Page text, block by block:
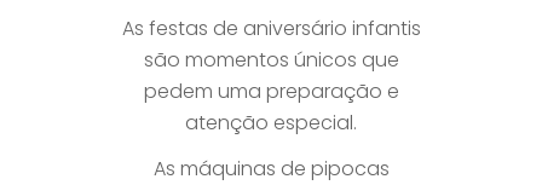
As festas de aniversário infantis
são momentos únicos que
pedem uma preparação e
atenção especial.
As máquinas de pipocas